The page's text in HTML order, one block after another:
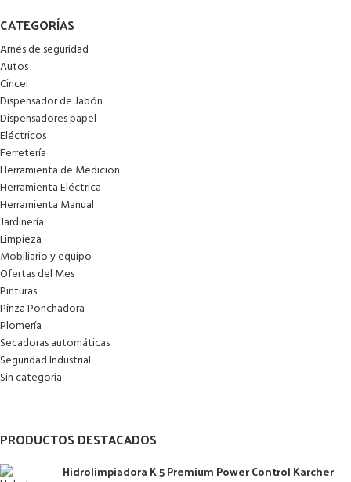
CATEGORÍAS
Arnés de seguridad
Autos
Cincel
Dispensador de Jabón
Dispensadores papel
Eléctricos
Ferretería
Herramienta de Medicion
Herramienta Eléctrica
Herramienta Manual
Jardinería
Limpieza
Mobiliario y equipo
Ofertas del Mes
Pinturas
Pinza Ponchadora
Plomería
Secadoras automáticas
Seguridad Industrial
Sin categoria
PRODUCTOS DESTACADOS
Hidrolimpiadora K 5 Premium Power Control Karcher